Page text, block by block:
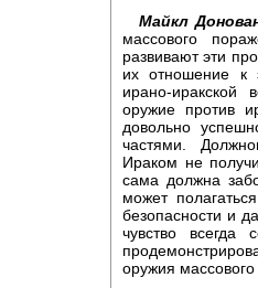
Майкл
массового
развивают эти
их отношение к
ирано-
оружие против
довольно
частями.
Ираком не
сама должна
может
безопасности и
чувство
оружия